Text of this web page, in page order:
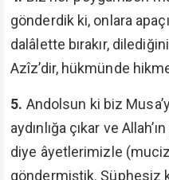
gönderdik ki, onlara
dalâlette bırakır,
Azîz’dir, hükmünde
5. Andolsun ki biz
aydınlığa çıkar ve
diye âyetlerimizle
göndermiştik. Şüphesiz